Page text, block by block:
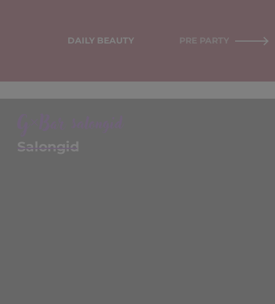
DAILY BEAUTY PRE PARTY
Salongid